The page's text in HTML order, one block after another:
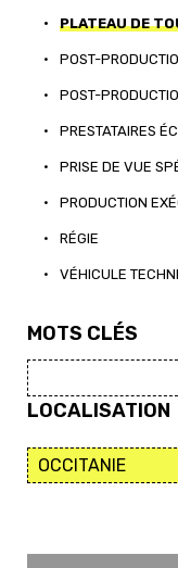
• PLATEAU DE
• POST-
• POST-
• PRESTATAIRES
• PRISE DE VUE
• PRODUCTION
• RÉGIE
• VÉHICULE
MOTS CLÉS
LOCALISATION